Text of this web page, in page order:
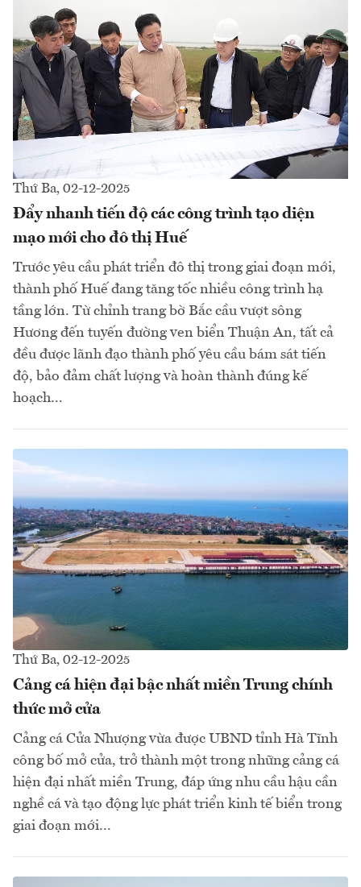
Thứ Ba, 02-12-2025
Đẩy nhanh tiến độ các công trình tạo diện
mạo mới cho đô thị Huế
Trước yêu cầu phát triển đô thị trong giai đoạn mới,
thành phố Huế đang tăng tốc nhiều công trình hạ
tầng lớn. Từ chỉnh trang bờ Bắc cầu vượt sông
Hương đến tuyến đường ven biển Thuận An, tất cả
đều được lãnh đạo thành phố yêu cầu bám sát tiến
độ, bảo đảm chất lượng và hoàn thành đúng kế
hoạch...
Thứ Ba, 02-12-2025
Cảng cá hiện đại bậc nhất miền Trung chính
thức mở cửa
Cảng cá Cửa Nhượng vừa được UBND tỉnh Hà Tĩnh
công bố mở cửa, trở thành một trong những cảng cá
hiện đại nhất miền Trung, đáp ứng nhu cầu hậu cần
nghề cá và tạo động lực phát triển kinh tế biển trong
giai đoạn mới...